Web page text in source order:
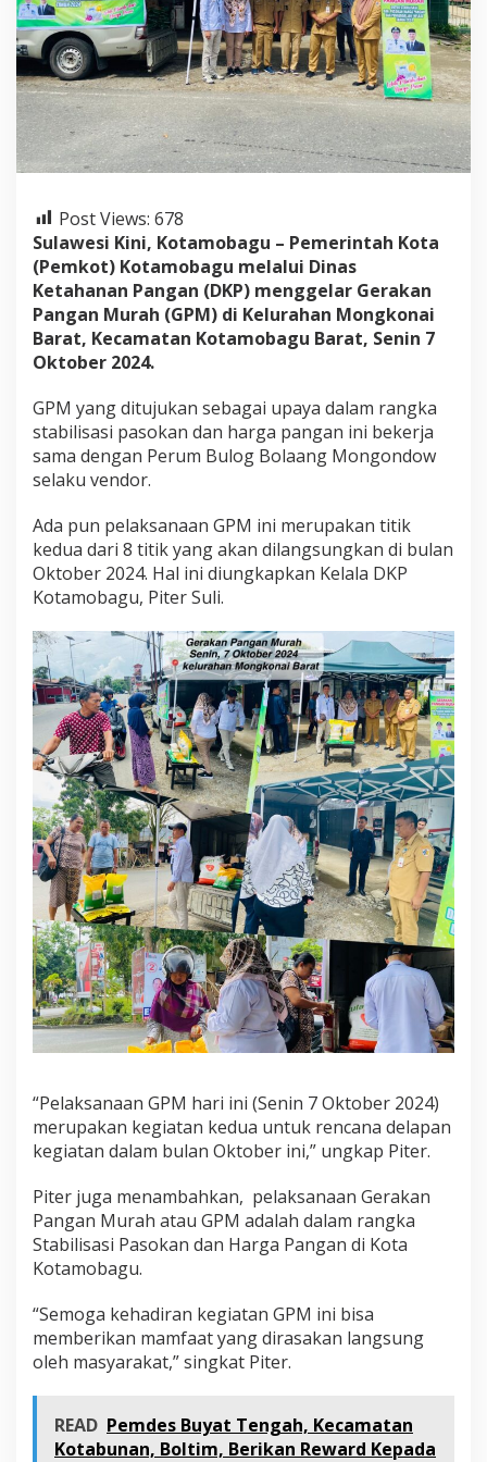
n
g
a
n
,
D
K
P
K
m
b
a
g
u
l
a
r
G
d
i
K
e
r
a
h
a
n
M
o
n
g
k
o
n
a
Post Views: 678
Sulawesi Kini, Kotamobagu – Pemerintah Kota
(Pemkot) Kotamobagu melalui Dinas
Ketahanan Pangan (DKP) menggelar Gerakan
Pangan Murah (GPM) di Kelurahan Mongkonai
Barat, Kecamatan Kotamobagu Barat, Senin 7
Oktober 2024.
GPM yang ditujukan sebagai upaya dalam rangka
stabilisasi pasokan dan harga pangan ini bekerja
sama dengan Perum Bulog Bolaang Mongondow
selaku vendor.
Ada pun pelaksanaan GPM ini merupakan titik
kedua dari 8 titik yang akan dilangsungkan di bulan
Oktober 2024. Hal ini diungkapkan Kelala DKP
Kotamobagu, Piter Suli.
“Pelaksanaan GPM hari ini (Senin 7 Oktober 2024)
merupakan kegiatan kedua untuk rencana delapan
kegiatan dalam bulan Oktober ini,” ungkap Piter.
Piter juga menambahkan, pelaksanaan Gerakan
Pangan Murah atau GPM adalah dalam rangka
Stabilisasi Pasokan dan Harga Pangan di Kota
Kotamobagu.
“Semoga kehadiran kegiatan GPM ini bisa
memberikan mamfaat yang dirasakan langsung
oleh masyarakat,” singkat Piter.
READ Pemdes Buyat Tengah, Kecamatan
Kotabunan, Boltim, Berikan Reward Kepada